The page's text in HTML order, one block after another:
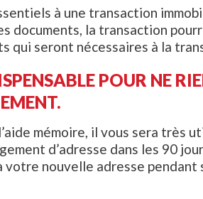
à une transaction
documents, la transaction
qui seront nécessaires à la
POUR NE
mémoire, il vous sera
d’adresse dans les 90
nouvelle adresse pendant